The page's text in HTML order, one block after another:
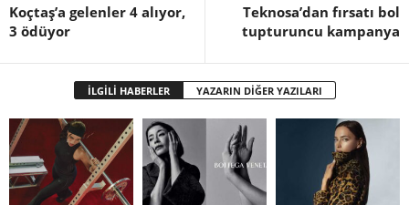
Koçtaş’a gelenler 4 alıyor,
3 ödüyor
Teknosa’dan fırsatı bol
tupturuncu kampanya
İLGİLİ HABERLER YAZARIN DİĞER YAZILARI